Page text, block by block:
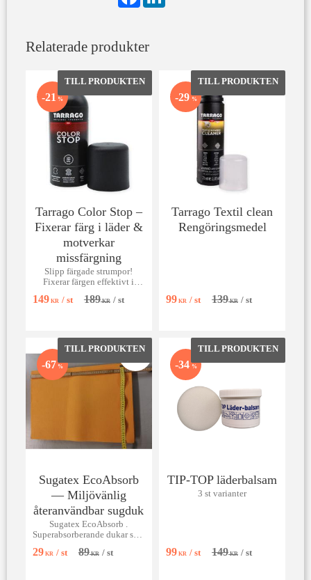
o
k
Relaterade produkter
Tarrago Color Stop –
Fixerar färg i läder &
motverkar
missfärgning
Slipp färgade strumpor!
Fixerar färgen effektivt i
missfärgning.
149KR / st 189KR / st
21 % Lägg till i favoriter
Tarrago Textil clean
Rengöringsmedel
99 KR / st 139KR / st
29 % Lägg till
Sugatex EcoAbsorb
— Miljövänlig
återanvändbar sugduk
Sugatex EcoAbsorb .
Superabsorberande dukar som
Miljövänliga, återanvändbara
29KR / st 89KR / st
67 % Lägg till i favoriter
TIP-TOP läderbalsam
3 st varianter
99 KR / st 149KR / st
34 % Lägg till